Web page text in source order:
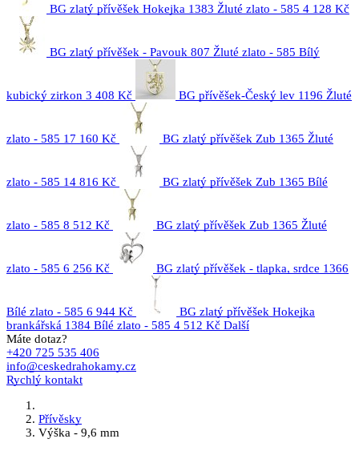
BG zlatý přívěšek Hokejka 1383 Žluté zlato - 585 4 128 Kč
BG zlatý přívěšek - Pavouk 807 Žluté zlato - 585 Bílý
kubický zirkon 3 408 Kč BG přívěšek-Český lev 1196 Žluté
zlato - 585 17 160 Kč BG zlatý přívěšek Zub 1365 Žluté
zlato - 585 14 816 Kč BG zlatý přívěšek Zub 1365 Bílé
zlato - 585 8 512 Kč BG zlatý přívěšek Zub 1365 Žluté
zlato - 585 6 256 Kč BG zlatý přívěšek - tlapka, srdce 1366
Bílé zlato - 585 6 944 Kč
BG zlatý přívěšek Hokejka
brankářská 1384 Bílé zlato - 585 4 512 Kč Další
Máte dotaz?
+420 725 535 406
info@ceskedrahokamy.cz
Rychlý kontakt
Přívěsky
Výška - 9,6 mm